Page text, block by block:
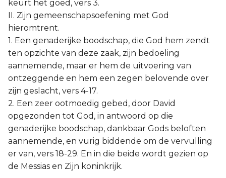
keurt het goed, vers 3.
II. Zijn gemeenschapsoefening met God
hieromtrent.
1. Een genaderijke boodschap, die God hem zendt
ten opzichte van deze zaak, zijn bedoeling
aannemende, maar er hem de uitvoering van
ontzeggende en hem een zegen belovende over
zijn geslacht, vers 4-17.
2. Een zeer ootmoedig gebed, door David
opgezonden tot God, in antwoord op die
genaderijke boodschap, dankbaar Gods beloften
aannemende, en vurig biddende om de vervulling
er van, vers 18-29. En in die beide wordt gezien op
de Messias en Zijn koninkrijk.